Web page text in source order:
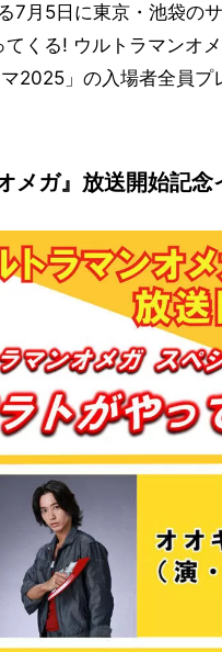
7月5日に東京・池袋の
くる! ウルトラマンオ
2025」の入場者全員プ
メガ』放送開始記念